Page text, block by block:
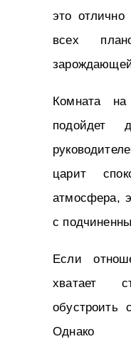
это
всех
Комната на
подойдет
царит
атмосфера,
с
Если
хватает
Однако